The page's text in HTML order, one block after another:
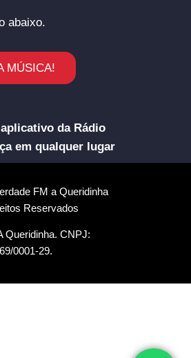
abaixo.
MÚSICA!
da Rádio
em qualquer lugar
FM a Queridinha
Reservados
Queridinha. CNPJ:
0001-29.